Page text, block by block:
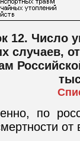
12. Число
случаев,
по